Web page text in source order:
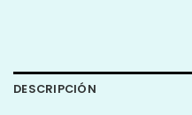
DESCRIPCIÓN